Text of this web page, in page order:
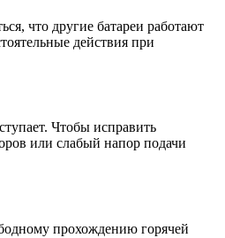
что другие батареи работают
действия при
Чтобы исправить
или слабый напор подачи
прохождению горячей